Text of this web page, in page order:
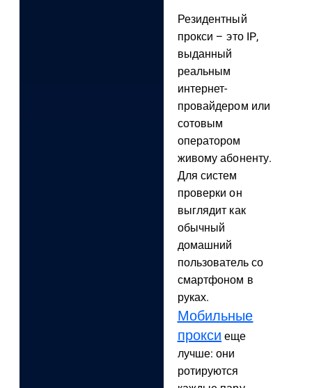
Резидентный
прокси – это IP,
выданный
реальным
интернет-
провайдером или
сотовым
оператором
живому абоненту.
Для систем
проверки он
выглядит как
обычный
домашний
пользователь со
смартфоном в
руках.
Мобильные
проксиеще
лучше: они
ротируются